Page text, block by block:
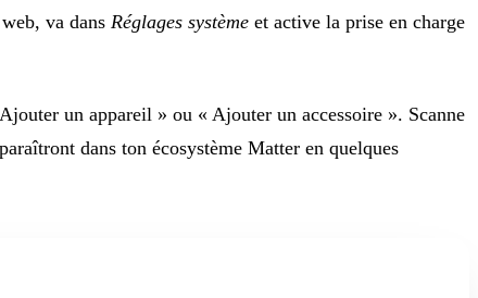
va dans Réglages système et active la prise en charge
un appareil » ou « Ajouter un accessoire ». Scanne
dans ton écosystème Matter en quelques